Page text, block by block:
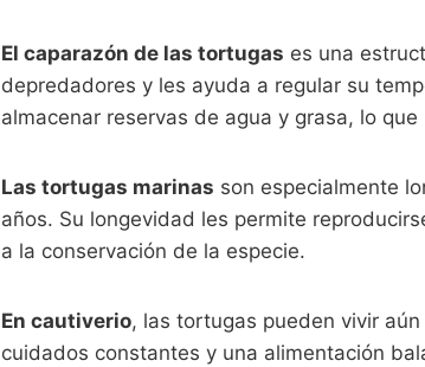
El caparazón de las tortugas es una
depredadores y les ayuda a regular su
almacenar reservas de agua y grasa, lo
Las tortugas marinas son especialmente
años. Su longevidad les permite
a la conservación de la especie.
En cautiverio, las tortugas pueden vivir
cuidados constantes y una alimentación